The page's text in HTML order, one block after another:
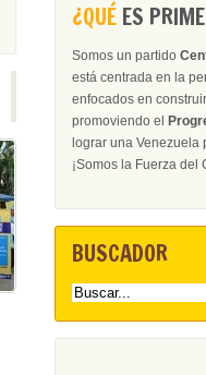
¿QUÉ ES
Somos un partido
está centrada en la
enfocados en
promoviendo el
lograr una Venezuela
¡Somos la
BUSCADOR